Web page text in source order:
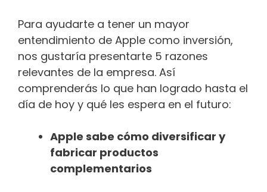
Para ayudarte a tener un mayor
entendimiento de Apple como inversión,
nos gustaría presentarte 5 razones
relevantes de la empresa. Así
comprenderás lo que han logrado hasta el
día de hoy y qué les espera en el futuro:
Apple sabe cómo diversificar y
fabricar productos
complementarios